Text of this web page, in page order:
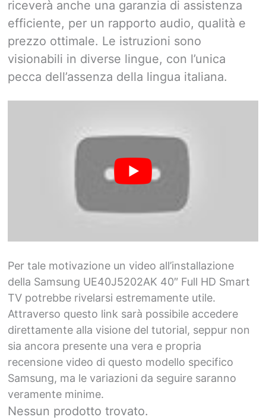
riceverà anche una garanzia di assistenza
efficiente, per un rapporto audio, qualità e
prezzo ottimale. Le istruzioni sono
visionabili in diverse lingue, con l’unica
pecca dell’assenza della lingua italiana.
Per tale motivazione un video all’installazione
della Samsung UE40J5202AK 40″ Full HD Smart
TV potrebbe rivelarsi estremamente utile.
Attraverso questo link sarà possibile accedere
direttamente alla visione del tutorial, seppur non
sia ancora presente una vera e propria
recensione video di questo modello specifico
Samsung, ma le variazioni da seguire saranno
veramente minime.
Nessun prodotto trovato.